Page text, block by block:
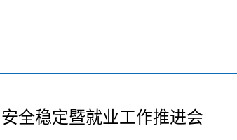
全稳定暨就业工作推进会